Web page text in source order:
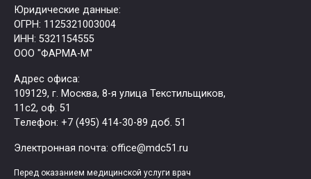
Юридические данные:
ОГРН: 1125321003004
ИНН: 5321154555
ООО "ФАРМА-М"
Адрес офиса:
109129, г. Москва, ​8-я улица Текстильщиков,
11с2, оф. 51
Tелефон: +7 (495) 414-30-89 доб. 51
Электронная почта: office@mdc51.ru
Перед оказанием медицинской услуги врач